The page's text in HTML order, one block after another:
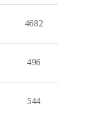
4682
496
544